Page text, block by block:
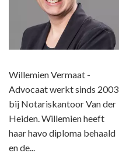
Willemien Vermaat -
Advocaat werkt sinds 2003
bij Notariskantoor Van der
Heiden. Willemien heeft
haar havo diploma behaald
en de...